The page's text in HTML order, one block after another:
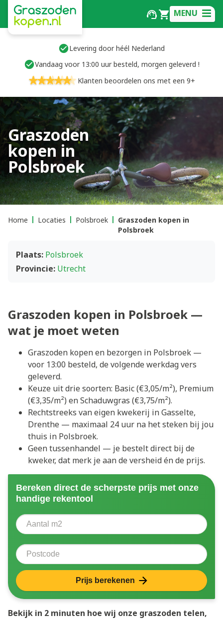
MENU
Levering door héél Nederland
Vandaag voor 13:00 uur besteld, morgen geleverd !
Klanten beoordelen ons met een 9+
Graszoden
kopen in
Polsbroek
Home Locaties Polsbroek
Graszoden kopen in
Polsbroek
Plaats: Polsbroek
Provincie: Utrecht
Graszoden kopen in Polsbroek —
wat je moet weten
Graszoden kopen en bezorgen in Polsbroek —
voor 13:00 besteld, de volgende werkdag vers
geleverd.
Keuze uit drie soorten: Basic (€3,05/m²), Premium
(€3,35/m²) en Schaduwgras (€3,75/m²).
Rechtstreeks van eigen kwekerij in Gasselte,
Drenthe — maximaal 24 uur na het steken bij jou
thuis in Polsbroek.
Geen tussenhandel — je bestelt direct bij de
kweker, dat merk je aan de versheid én de prijs.
Bereken direct de scherpste prijs met onze
handige rekentool
Aantal vierkante meter
Postcode
Prijs berekenen
Bekijk in 2 minuten hoe wij onze graszoden telen,